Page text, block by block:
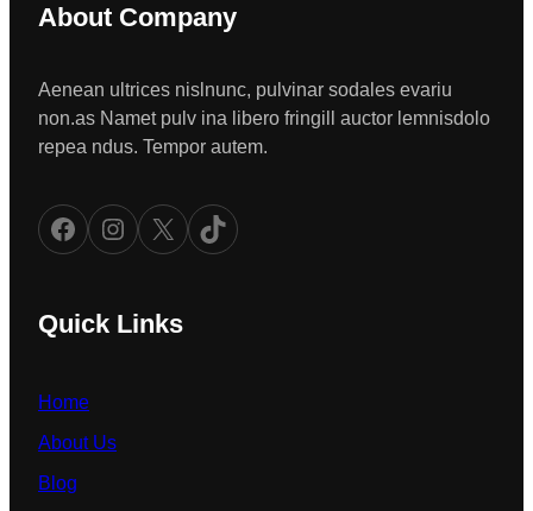
About Company
Aenean ultrices nislnunc, pulvinar sodales evariu
non.as Namet pulv ina libero fringill auctor lemnisdolo
repea ndus. Tempor autem.
Facebook Instagram X TikTok
Quick Links
Home
About Us
Blog